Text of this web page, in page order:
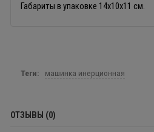
Габариты в упаковке 14х10х11 см.
Теги: машинка инерционная
ОТЗЫВЫ (0)